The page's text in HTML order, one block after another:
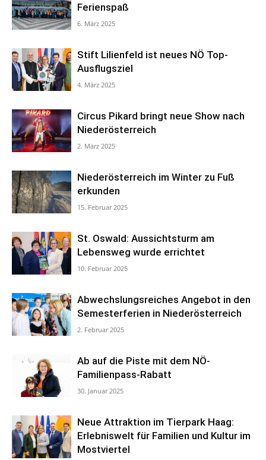
Ferienspaß
6. März 2025
Stift Lilienfeld ist neues NÖ Top-
Ausflugsziel
4. März 2025
Circus Pikard bringt neue Show nach
Niederösterreich
2. März 2025
Niederösterreich im Winter zu Fuß
erkunden
15. Februar 2025
St. Oswald: Aussichtsturm am
Lebensweg wurde errichtet
10. Februar 2025
Abwechslungsreiches Angebot in den
Semesterferien in Niederösterreich
2. Februar 2025
Ab auf die Piste mit dem NÖ-
Familienpass-Rabatt
30. Januar 2025
Neue Attraktion im Tierpark Haag:
Erlebniswelt für Familien und Kultur im
Mostviertel